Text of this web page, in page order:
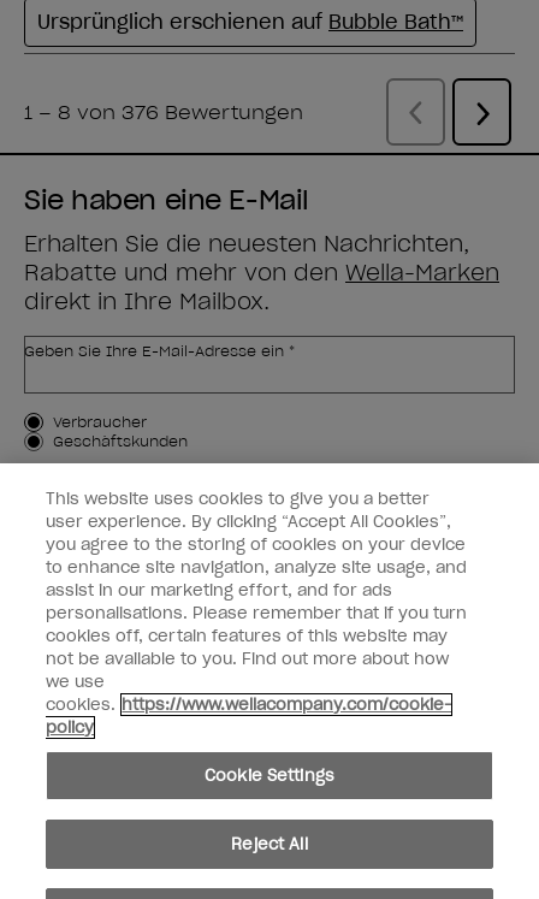
Sie haben eine E-Mail
Erhalten Sie die neuesten Nachrichten,
Rabatte und mehr von den Wella-Marken
direkt in Ihre Mailbox.
Geben Sie Ihre E-Mail-Adresse ein *
Kundenart
Verbraucher
Geschäftskunden
MICH ANMELDEN
Kundeninformationen
OPI & Sie
instagramfacebook
Copyright 2026, Wella Operations US LLC. Alle Rechte vorbehalten.
This website uses cookies to give you a better
user experience. By clicking “Accept All Cookies”,
you agree to the storing of cookies on your device
to enhance site navigation, analyze site usage, and
assist in our marketing effort, and for ads
personalisations. Please remember that if you turn
cookies off, certain features of this website may
not be available to you. Find out more about how
we use
cookies. https://www.wellacompany.com/cookie-
policy
Cookie Settings
Reject All